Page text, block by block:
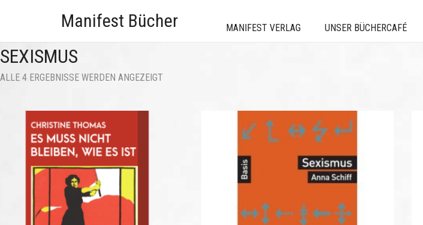
Manifest Bücher MANIFEST VERLAG UNSER BÜCHERCAFÉ
SEXISMUS
ALLE 4 ERGEBNISSE WERDEN ANGEZEIGT